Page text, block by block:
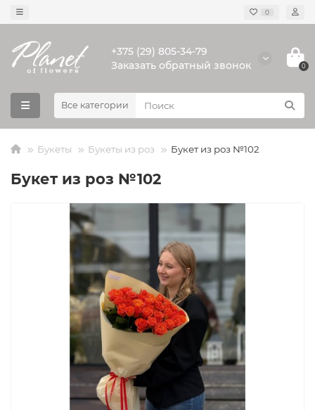
0
+375 (29) 805-34-79
Заказать обратный звонок
0
Все категории
Букеты Букеты из роз Букет из роз №102
Букет из роз №102